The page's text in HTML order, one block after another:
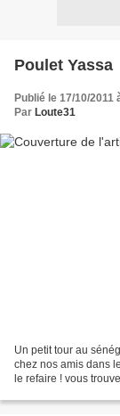
Poulet Yassa
Publié le 17/10/2011
Par Loute31
Un petit tour au
chez nos amis dans
le refaire ! vous